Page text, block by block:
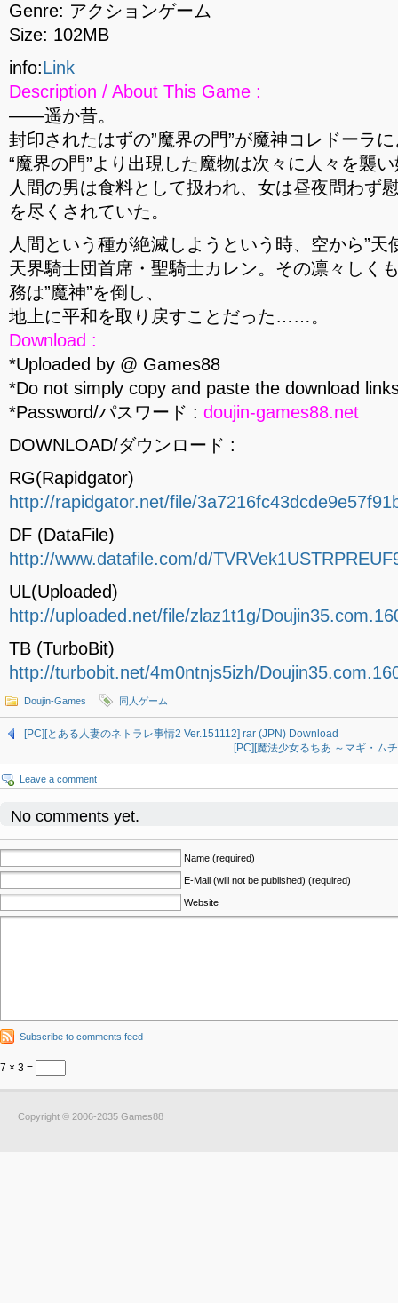
Genre: アクションゲーム
Size: 102MB
info:Link
Description / About This Game :
――遥か昔。
封印されたはずの”魔界の門”が魔神コレドーラ
“魔界の門”より出現した魔物は次々に人々を襲
人間の男は食料として扱われ、女は昼夜問わず
を尽くされていた。
人間という種が絶滅しようという時、空から”
天界騎士団首席・聖騎士カレン。その凛々しく
務は”魔神”を倒し、
地上に平和を取り戻すことだった……。
Download :
*Uploaded by @ Games88
*Do not simply copy and paste the download
*Password/パスワード : doujin-games88.net
DOWNLOAD/ダウンロード :
RG(Rapidgator)
http://rapidgator.net/file/
DF (DataFile)
http://www.datafile.com/d/
UL(Uploaded)
http://uploaded.net/file/zlaz1t1g/
TB (TurboBit)
http://turbobit.net/4m0ntnjs5izh/
Doujin-Games 同人ゲーム
[PC][とある人妻のネトラレ事情2 Ver.151112] rar (JPN) Download
[PC][魔法少女るちあ ～マギ・ム
Leave a comment
No comments yet.
Name (required)
E-Mail (will not be published) (required)
Website
Subscribe to comments feed
7 × 3 =
Copyright © 2006-2035 Games88